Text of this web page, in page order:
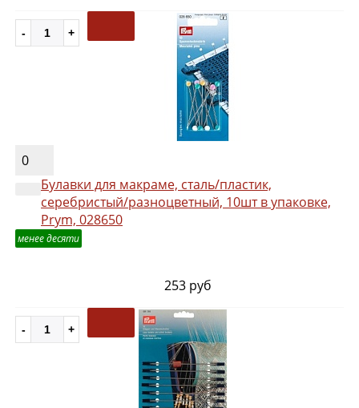
0
Булавки для макраме, сталь/пластик,
серебристый/разноцветный, 10шт в упаковке,
Prym, 028650
менее десяти
253 руб